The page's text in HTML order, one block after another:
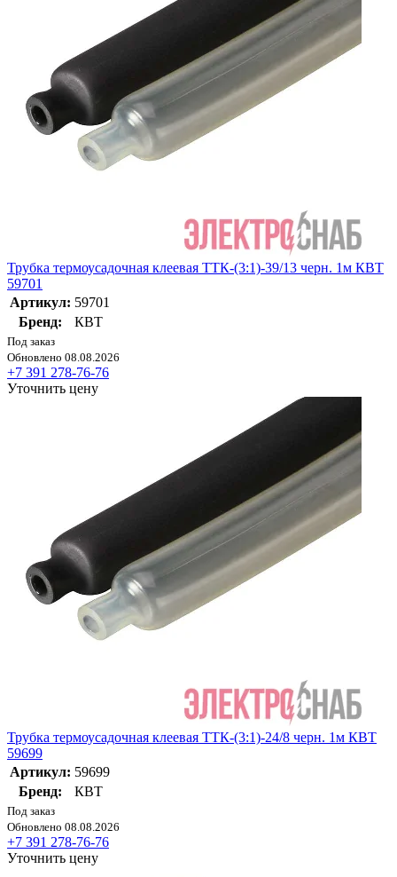
Трубка термоусадочная клеевая ТТК-(3:1)-39/13 черн. 1м КВТ
59701
Артикул: 59701
Бренд:
КВТ
Под заказ
Обновлено 08.08.2026
+7 391 278-76-76
Уточнить цену
Трубка термоусадочная клеевая ТТК-(3:1)-24/8 черн. 1м КВТ
59699
Артикул: 59699
Бренд:
КВТ
Под заказ
Обновлено 08.08.2026
+7 391 278-76-76
Уточнить цену